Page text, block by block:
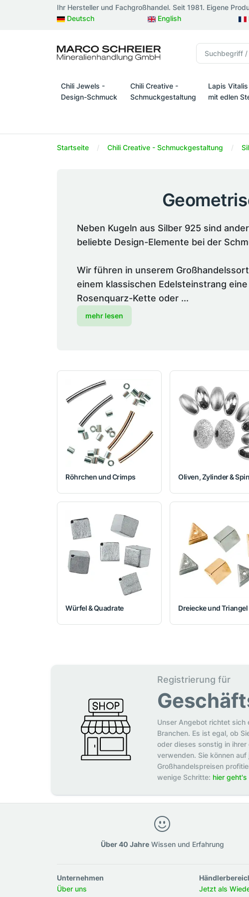
Ihr Hersteller und Fachgroßhandel. Seit 1981. Eigene
Deutsch
English
Chili Jewels -
Design-Schmuck
Chili Creative -
Schmuckgestaltung
Lapis
mit edlen
Startseite Chili Creative - Schmuckgestaltung
Neben Kugeln aus Silber 925 sind
beliebte Design-Elemente bei der
Wir führen in unserem
einem klassischen Edelsteinstrang
Rosenquarz-Kette oder ...
mehr lesen
Röhrchen und Crimps Oliven, Zylinder &
Würfel & Quadrate Dreiecke und Triangel
Registrierung für
Unser Angebot richtet sich
Branchen. Es ist egal, ob
oder dieses sonstig in
verwenden. Sie können
Großhandelspreisen
wenige Schritte: hier geht's
Über 40 JahreWissen und Erfahrung
Unternehmen
Über uns
Jetzt als